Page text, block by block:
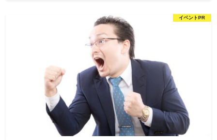
イベントPR